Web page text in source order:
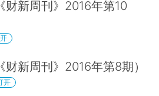
财新周刊》2016年第10
新周刊》2016年第8期）
开